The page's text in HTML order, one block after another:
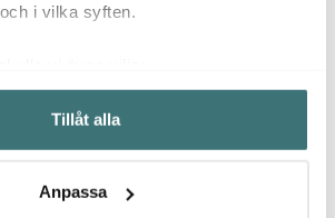
i vilka syften.
om din geografiska plats som
på upp till flera meter
genom att aktivt skanna den för
hur dina personliga uppgifter
Tillåt alla
Anpassaav våra kunder